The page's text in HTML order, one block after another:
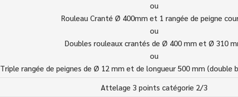
ou
Rouleau Cranté Ø 400mm et 1 rangée de peigne
ou
Doubles rouleaux crantés de Ø 400 mm et Ø 310
ou
Triple rangée de peignes de Ø 12 mm et de longueur 500 mm (double
Attelage 3 points catégorie 2/3